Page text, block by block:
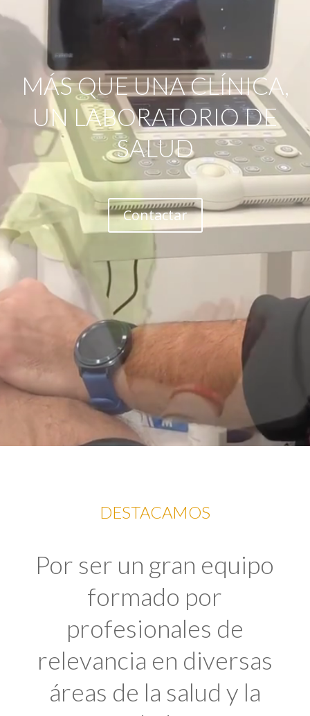
MÁS QUE UNA CLÍNICA,
UN LABORATORIO DE
SALUD
Contactar
DESTACAMOS
Por ser un gran equipo
formado por
profesionales de
relevancia en diversas
áreas de la salud y la